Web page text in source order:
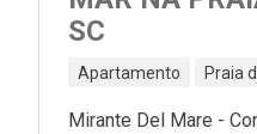
SC
Apartamento
Mirante Del Mare -